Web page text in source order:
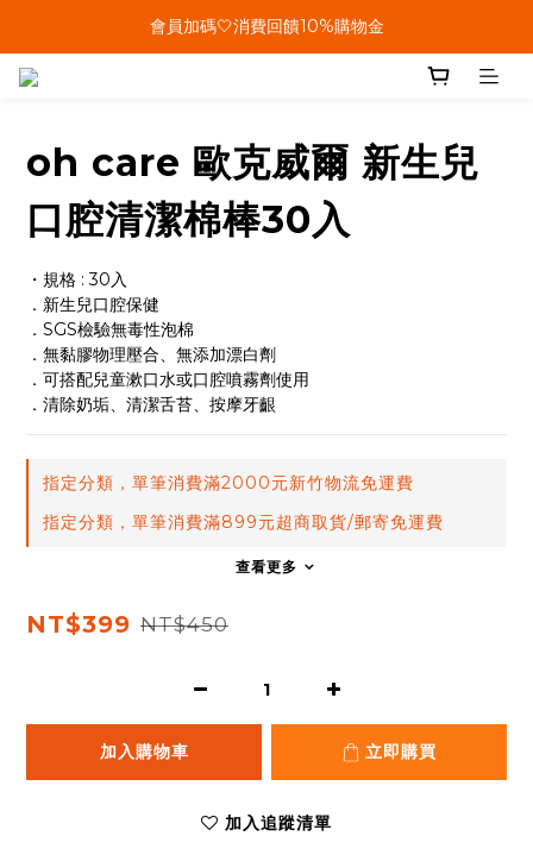
單筆結帳金額滿899🤍超取/郵寄免運費
會員加碼🤍消費回饋10%購物金
oh care 歐克威爾 新生兒
口腔清潔棉棒30入
・規格 : 30入
．新生兒口腔保健
．SGS檢驗無毒性泡棉
．無黏膠物理壓合、無添加漂白劑
．可搭配兒童漱口水或口腔噴霧劑使用
．清除奶垢、清潔舌苔、按摩牙齦
指定分類，單筆消費滿2000元新竹物流免運費
指定分類，單筆消費滿899元超商取貨/郵寄免運費
查看更多
NT$399 NT$450
加入購物車 立即購買
加入追蹤清單